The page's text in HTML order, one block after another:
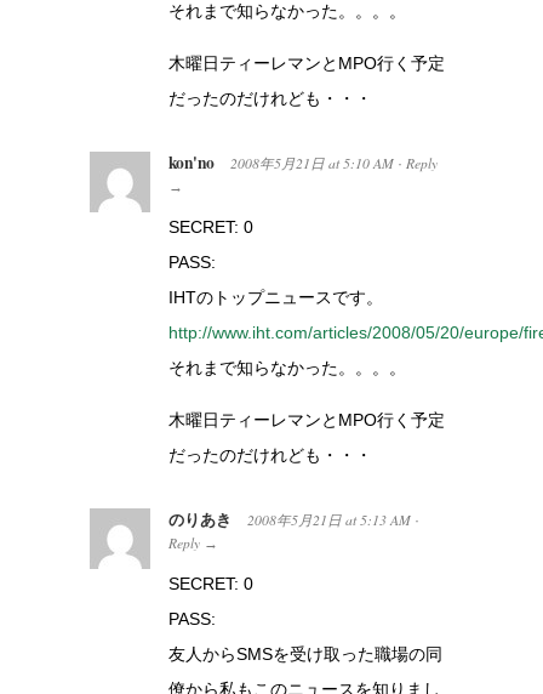
それまで知らなかった。。。。
木曜日ティーレマンとMPO行く予定
だったのだけれども・・・
kon'no 2008年5月21日 at 5:10 AM · Reply
→
SECRET: 0
PASS:
IHTのトップニュースです。
http://www.iht.com/articles/2008/05/20/europe/
それまで知らなかった。。。。
木曜日ティーレマンとMPO行く予定
だったのだけれども・・・
のりあき 2008年5月21日 at 5:13 AM ·
Reply →
SECRET: 0
PASS:
友人からSMSを受け取った職場の同
僚から私もこのニュースを知りまし